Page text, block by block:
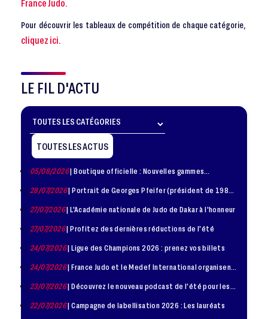
France Judo.
Pour découvrir les tableaux de compétition de chaque catégorie,
cliquez ici.
LE FIL D'ACTU
TOUTES LES ACTUS
05/08/2026| Boutique officielle : Nouvelles gammes
28/07/2026| Portrait de Georges Pfeifer (président de 1981
27/07/2026| L'Académie nationale de Judo de Dakar à l'honneur
27/07/2026| Profitez des dernières réductions de l'été
24/07/2026| Ligue des Champions 2026 : prenez vos billets
24/07/2026| France Judo et le Medef International organisent
23/07/2026| Découvrez le nouveau podcast de l'été pour les
22/07/2026| Campagne de labellisation 2026 : Les lauréats